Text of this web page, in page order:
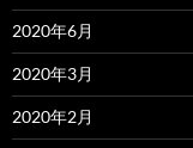
2020年6月
2020年3月
2020年2月